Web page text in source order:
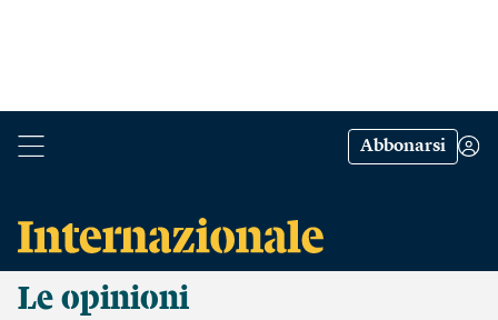
Abbonarsi
Le opinioni